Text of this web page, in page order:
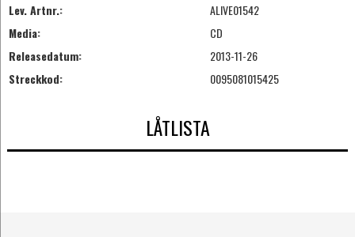
Lev. Artnr.:
ALIVE01542
Media:
CD
Releasedatum:
2013-11-26
Streckkod:
0095081015425
LÅTLISTA